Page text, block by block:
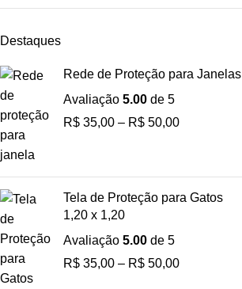
Destaques
Rede de Proteção para Janelas
Avaliação 5.00 de 5
R$ 35,00 – R$ 50,00
Tela de Proteção para Gatos
1,20 x 1,20
Avaliação 5.00 de 5
R$ 35,00 – R$ 50,00